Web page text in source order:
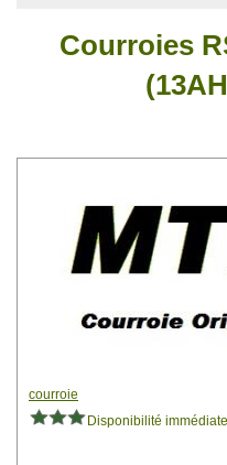
Courroies
courroie
Disponibilité immédiate